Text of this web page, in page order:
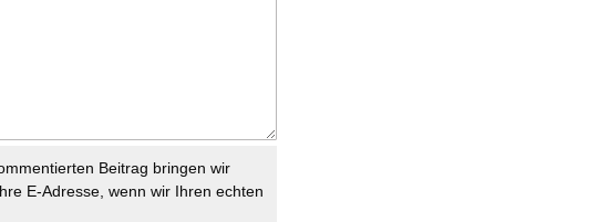
Beitrag bringen wir
E-Adresse, wenn wir Ihren echten